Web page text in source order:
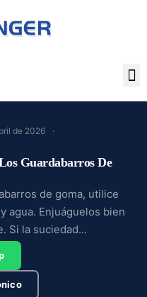
de 2026
Guardabarros De
de goma, utilice
agua. Enjuáguelos bien
Si la suciedad...